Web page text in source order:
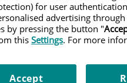
for user
advertising
by pressing the button "
thisSettings. For more
Accept